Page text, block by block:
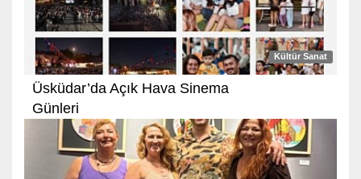
Kültür Sanat
Üsküdar’da Açık Hava Sinema
Günleri